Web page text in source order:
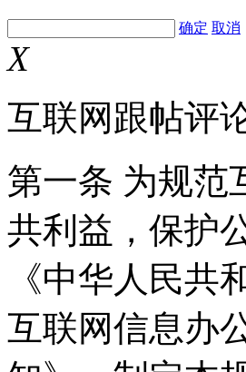
确定 取消
X
互联网跟帖评
第一条 为规范
共利益，保护
《中华人民
互联网信息办